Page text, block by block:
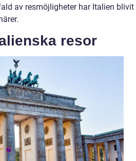
av resmöjligheter har Italien blivit
resor